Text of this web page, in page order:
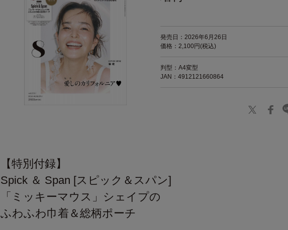
発売日：2026年6月26日
価格：2,100円(税込)
判型：A4変型
JAN：4912121660864
【特別付録】
Spick ＆ Span [スピック＆スパン]
「ミッキーマウス」シェイプの
ふわふわ巾着＆総柄ポーチ